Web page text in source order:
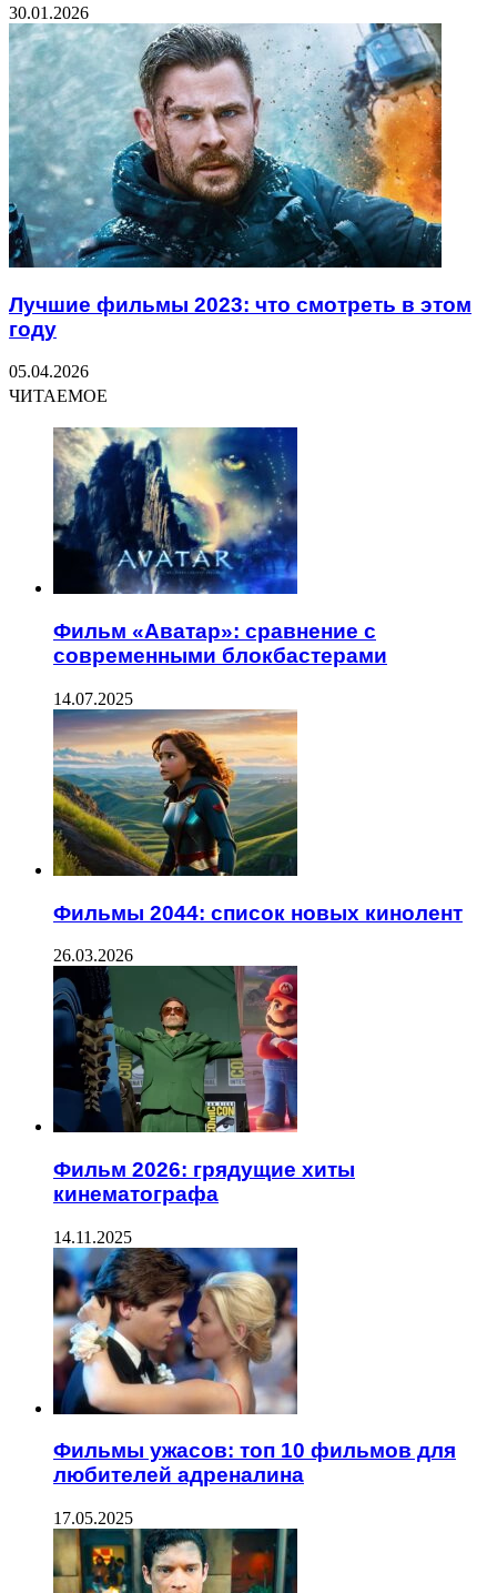
30.01.2026
Лучшие фильмы 2023: что смотреть в этом
году
05.04.2026
ЧИТАЕМОЕ
Фильм «Аватар»: сравнение с
современными блокбастерами
14.07.2025
Фильмы 2044: список новых кинолент
26.03.2026
Фильм 2026: грядущие хиты
кинематографа
14.11.2025
Фильмы ужасов: топ 10 фильмов для
любителей адреналина
17.05.2025